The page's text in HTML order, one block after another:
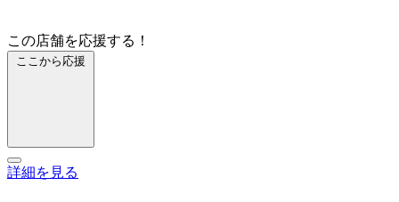
この店舗を応援する！
ここから応援
詳細を見る